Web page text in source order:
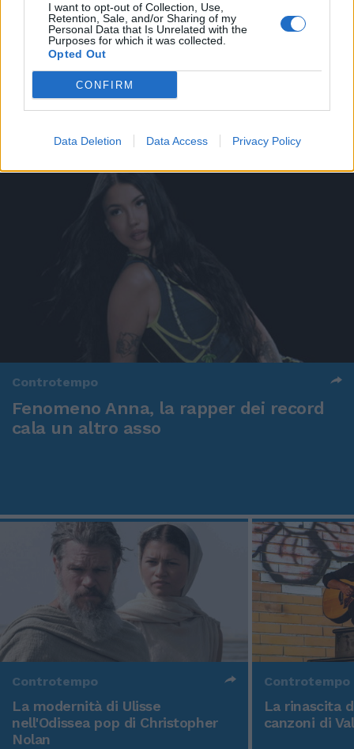
I want to opt-out of Collection, Use,
Retention, Sale, and/or Sharing of my
Personal Data that Is Unrelated with the
Purposes for which it was collected.
Opted Out
CONFIRM
Data Deletion Data Access Privacy Policy
Leonardo Maria Del Vecchio dall'ex compagna
in ospedale. Le dichiarazioni ai giornalisti
Dai blog
Controtempo
Fenomeno Anna, la rapper dei record
cala un altro asso
Controtempo
La modernità di Ulisse
nell'Odissea pop di Christopher
Nolan
Controtempo
La rinascita
canzoni di